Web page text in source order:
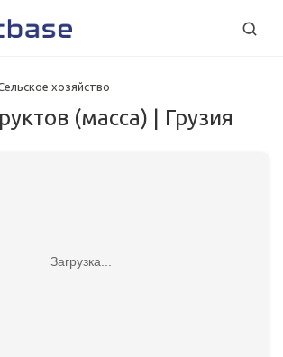
хозяйство
(масса) | Грузия
Загрузка...